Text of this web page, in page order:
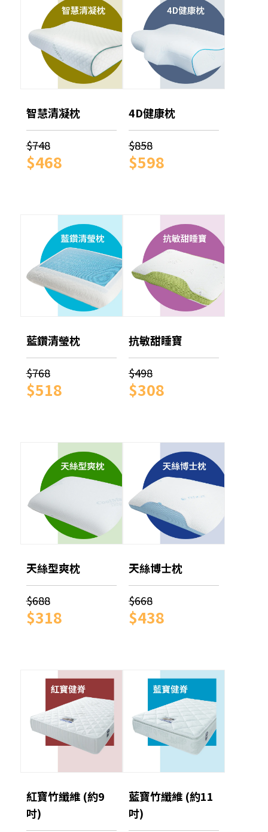
智慧清凝枕
$748
$468
4D健康枕
$858
$598
藍鑽清瑩枕
$768
$518
抗敏甜睡寶
$498
$308
天絲型爽枕
$688
$318
天絲博士枕
$668
$438
紅寶竹纖維 (約9
吋)
藍寶竹纖維 (約11
吋)